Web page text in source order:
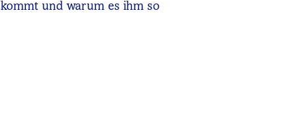
kommt und warum es ihm so